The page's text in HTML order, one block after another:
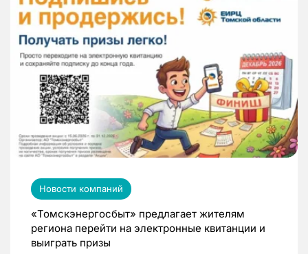
Новости компаний
«Томскэнергосбыт» предлагает жителям
региона перейти на электронные квитанции и
выиграть призы